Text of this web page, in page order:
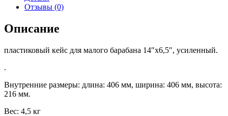
Отзывы (0)
Описание
пластиковый кейс для малого барабана 14″х6,5″, усиленный.
.
Внутренние размеры: длина: 406 мм, ширина: 406 мм, высота:
216 мм.
Вес: 4,5 кг